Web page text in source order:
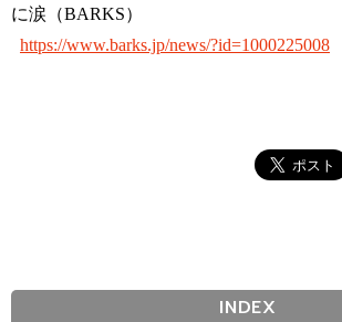
に涙（BARKS）
https://www.barks.jp/news/?id=1000225008
INDEX